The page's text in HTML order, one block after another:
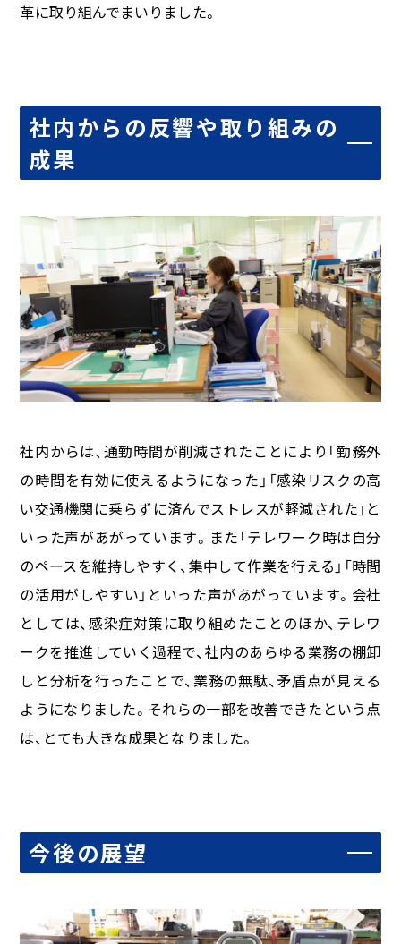
革に取り組んでまいりました。
社内からの反響や取り組みの
成果
社内からは、通勤時間が削減されたことにより「勤務外
の時間を有効に使えるようになった」「感染リスクの高
い交通機関に乗らずに済んでストレスが軽減された」と
いった声があがっています。また「テレワーク時は自分
のペースを維持しやすく、集中して作業を行える」「時間
の活用がしやすい」といった声があがっています。会社
としては、感染症対策に取り組めたことのほか、テレワ
ークを推進していく過程で、社内のあらゆる業務の棚卸
しと分析を行ったことで、業務の無駄、矛盾点が見える
ようになりました。それらの一部を改善できたという点
は、とても大きな成果となりました。
今後の展望